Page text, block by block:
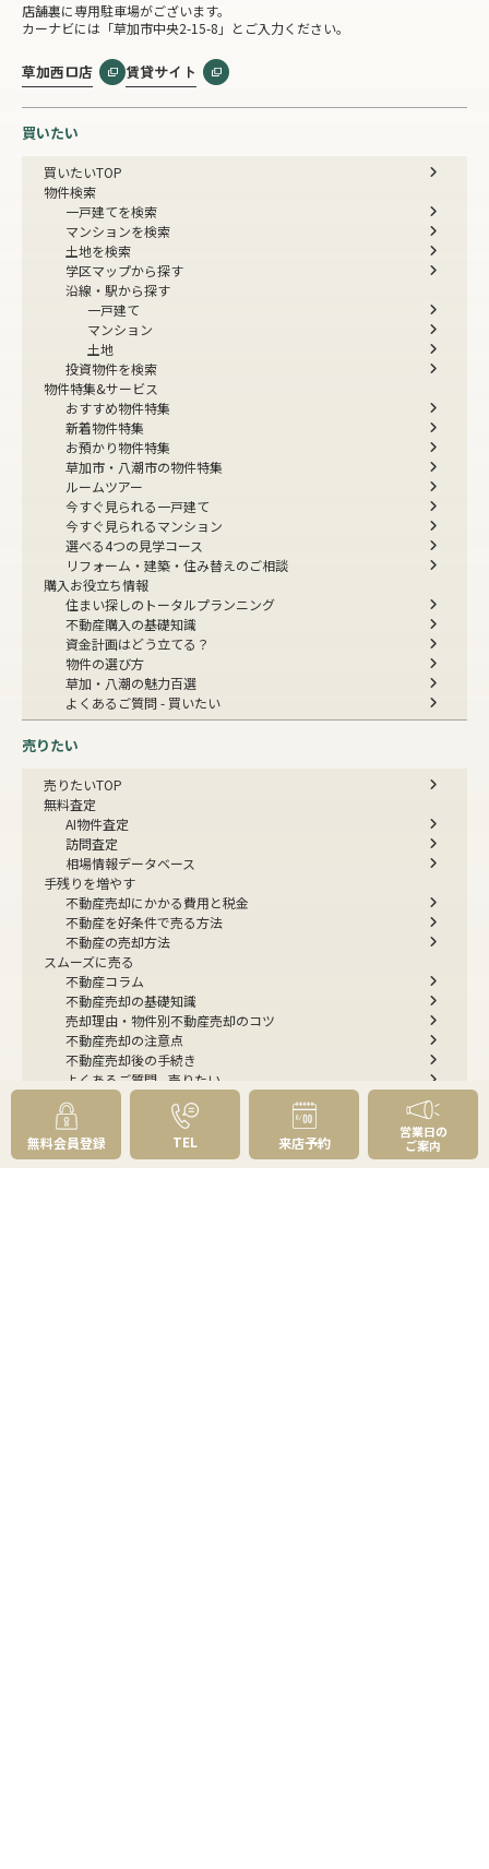
店舗裏に専用駐車場がございます。
カーナビには「草加市中央2-15-8」とご入力ください。
草加西口店 賃貸サイト
買いたい
買いたいTOP
物件検索
一戸建てを検索
マンションを検索
土地を検索
学区マップから探す
沿線・駅から探す
一戸建て
マンション
土地
投資物件を検索
物件特集&サービス
おすすめ物件特集
新着物件特集
お預かり物件特集
草加市・八潮市の物件特集
ルームツアー
今すぐ見られる一戸建て
今すぐ見られるマンション
選べる4つの見学コース
リフォーム・建築・住み替えのご相談
購入お役立ち情報
住まい探しのトータルプランニング
不動産購入の基礎知識
資金計画はどう立てる？
物件の選び方
草加・八潮の魅力百選
よくあるご質問 - 買いたい
売りたい
売りたいTOP
無料査定
AI物件査定
訪問査定
相場情報データベース
手残りを増やす
不動産売却にかかる費用と税金
不動産を好条件で売る方法
不動産の売却方法
スムーズに売る
不動産コラム
不動産売却の基礎知識
売却理由・物件別不動産売却のコツ
不動産売却の注意点
不動産売却後の手続き
よくあるご質問 - 売りたい
スピード売却
不動産買取という売却方法
不動産のご売却お任せください
弊社が選ばれる理由
無料会員登録 TEL 来店予約
営業日の
ご案内